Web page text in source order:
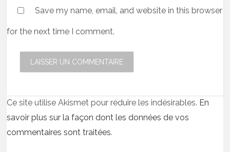
Save my name, email, and website in this browser
for the next time I comment.
Ce site utilise Akismet pour réduire les indésirables. En
savoir plus sur la façon dont les données de vos
commentaires sont traitées.